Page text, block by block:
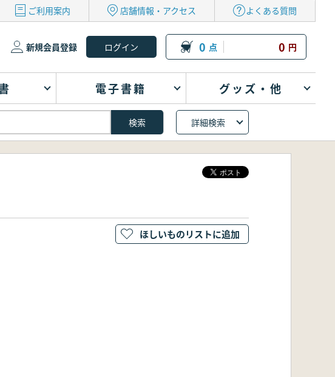
ご利用案内 店舗情報・アクセス よくある質問
新規会員登録 0 点 0 円
電子書籍 グッズ・他
詳細検索
ほしいものリストに追加